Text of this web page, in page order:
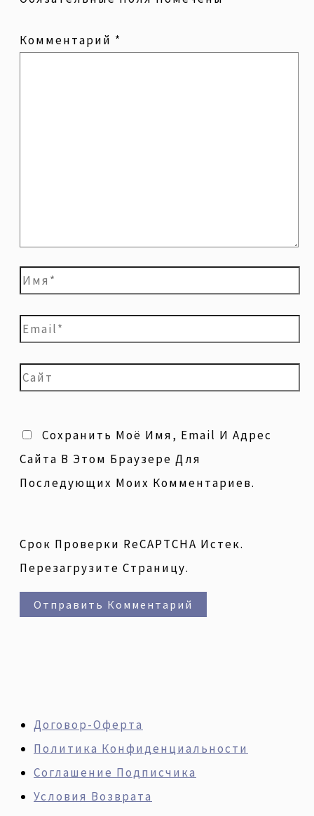
Комментарий *
Сохранить Моё Имя, Email И Адрес
Сайта В Этом Браузере Для
Последующих Моих Комментариев.
Срок Проверки ReCAPTCHA Истек.
Перезагрузите Страницу.
Договор-Оферта
Политика Конфиденциальности
Соглашение Подписчика
Условия Возврата